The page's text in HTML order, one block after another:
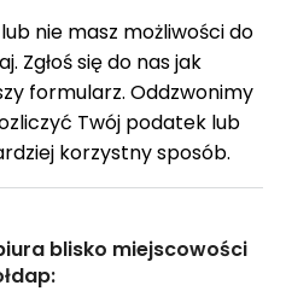
nie masz możliwości do
Zgłoś się do nas jak
formularz. Oddzwonimy
Twój podatek lub
korzystny sposób.
blisko miejscowości